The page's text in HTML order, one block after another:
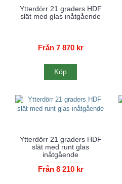
Ytterdörr 21 graders HDF
slät med glas inåtgående
Från 7 870 kr
Köp
Ytterdörr 21 graders HDF
slät med runt glas
inåtgående
Från 8 210 kr